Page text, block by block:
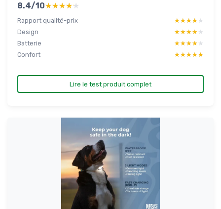
8.4/10★★★★★
★★★★★
Rapport qualité-prix ★★★★★
★★★★★
Design
★★★★★
★★★★★
Batterie
★★★★★
★★★★★
Confort
★★★★★
★★★★★
Lire le test produit complet